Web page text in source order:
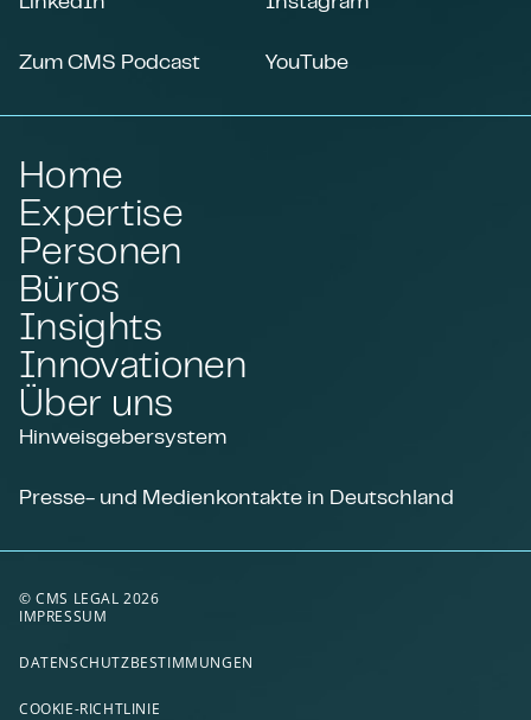
Zum CMS Podcast YouTube
Home
Expertise
Personen
Büros
Insights
Innovationen
Über uns
Hinweisgebersystem
Presse- und Medienkontakte in Deutschland
© CMS LEGAL 2026
IMPRESSUM
DATENSCHUTZBESTIMMUNGEN
COOKIE-RICHTLINIE